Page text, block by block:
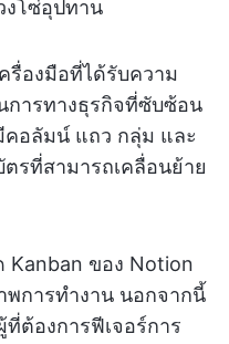
งโซ่อุปทาน
รื่องมือที่ได้รับความ
การทางธุรกิจที่ซับซ้อน
อลัมน์ แถว กลุ่ม และ
รที่สามารถเคลื่อนย้าย
Kanban ของ Notion
การทำงาน นอกจากนี้
ที่ต้องการฟีเจอร์การ